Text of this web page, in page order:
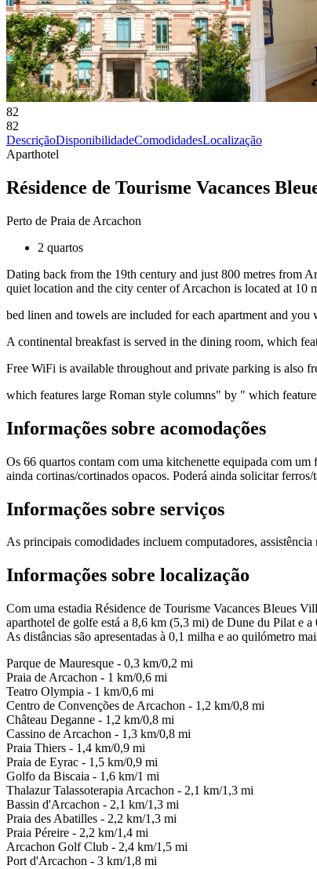
82
82
DescriçãoDisponibilidadeComodidadesLocalização
Aparthotel
Résidence de Tourisme Vacances
Perto de Praia de Arcachon
2 quartos
Dating back from the 19th century and just 800 metres from
quiet location and the city center of Arcachon is located at 10
bed linen and towels are included for each apartment and you
A continental breakfast is served in the dining room, which
Free WiFi is available throughout and private parking is also
which features large Roman style columns" by " which
Informações sobre acomodações
Os 66 quartos contam com uma kitchenette equipada com
ainda cortinas/cortinados opacos. Poderá ainda solicitar ferros/
Informações sobre serviços
As principais comodidades incluem computadores,
Informações sobre localização
Com uma estadia Résidence de Tourisme Vacances Bleues
aparthotel de golfe está a 8,6 km (5,3 mi) de Dune du Pilat e
As distâncias são apresentadas à 0,1 milha e ao quilómetro
Parque de Mauresque - 0,3 km/0,2 mi
Praia de Arcachon - 1 km/0,6 mi
Teatro Olympia - 1 km/0,6 mi
Centro de Convenções de Arcachon - 1,2 km/0,8 mi
Château Deganne - 1,2 km/0,8 mi
Cassino de Arcachon - 1,3 km/0,8 mi
Praia Thiers - 1,4 km/0,9 mi
Praia de Eyrac - 1,5 km/0,9 mi
Golfo da Biscaia - 1,6 km/1 mi
Thalazur Talassoterapia Arcachon - 2,1 km/1,3 mi
Bassin d'Arcachon - 2,1 km/1,3 mi
Praia des Abatilles - 2,2 km/1,3 mi
Praia Péreire - 2,2 km/1,4 mi
Arcachon Golf Club - 2,4 km/1,5 mi
Port d'Arcachon - 3 km/1,8 mi